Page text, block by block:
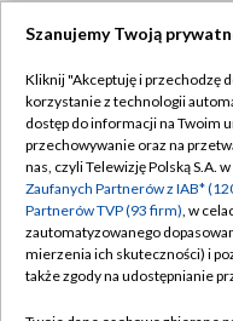
Abonament TVP
Emisja w TVP
Centrum informacji
Naziemna Telewizja
Szanujemy Twoją
Kliknij "Akceptuję i przechodzę
korzystanie z technologii
dostęp do informacji na Twoim
przechowywanie oraz na
nas, czyli Telewizję Polską S.A.
Zaufanych Partnerów z IAB*
Partnerów TVP (93 firm), w
zautomatyzowanego
mierzenia ich skuteczności) i
także zgody na udostępnianie